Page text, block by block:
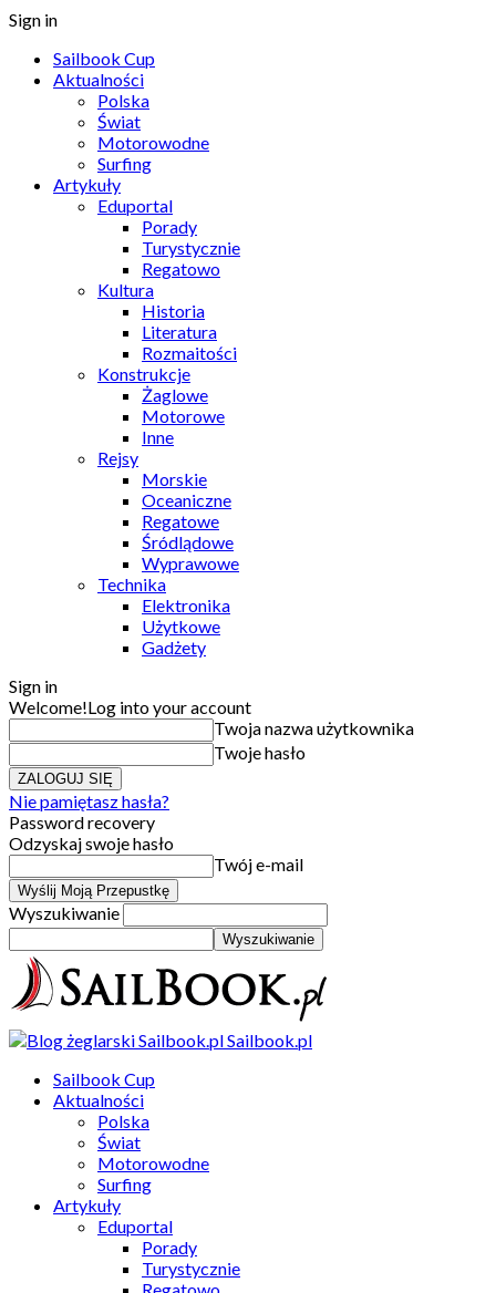
Sign in
Sailbook Cup
Aktualności
Polska
Świat
Motorowodne
Surfing
Artykuły
Eduportal
Porady
Turystycznie
Regatowo
Kultura
Historia
Literatura
Rozmaitości
Konstrukcje
Żaglowe
Motorowe
Inne
Rejsy
Morskie
Oceaniczne
Regatowe
Śródlądowe
Wyprawowe
Technika
Elektronika
Użytkowe
Gadżety
Sign in
Welcome!Log into your account
Twoja nazwa użytkownika
Twoje hasło
Nie pamiętasz hasła?
Password recovery
Odzyskaj swoje hasło
Twój e-mail
Wyszukiwanie
Sailbook.pl
Sailbook Cup
Aktualności
Polska
Świat
Motorowodne
Surfing
Artykuły
Eduportal
Porady
Turystycznie